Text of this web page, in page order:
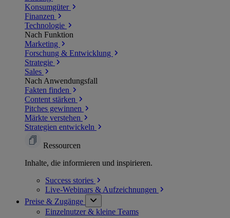
Konsumgüter
Finanzen
Technologie
Nach Funktion
Marketing
Forschung & Entwicklung
Strategie
Sales
Nach Anwendungsfall
Fakten finden
Content stärken
Pitches gewinnen
Märkte verstehen
Strategien entwickeln
Ressourcen
Inhalte, die informieren und inspirieren.
Success stories
Live-Webinars & Aufzeichnungen
Preise & Zugänge
Einzelnutzer & kleine Teams